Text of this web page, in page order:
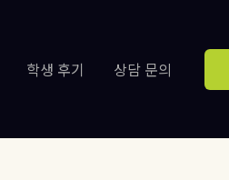
학생 후기 상담 문의